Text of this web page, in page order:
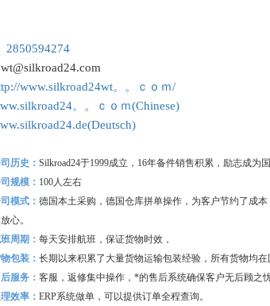
2850594274
wt@silkroad24.com
www.silkroad24wt。。ｃｏｍ/
。。ｃｏｍ(Chinese)
历史： Silkroad24于1999成立，16年备件销售积累，励志成为
规模： 100人左右
模式： 德国本土采购，德国仓库拼单操作，为客户节约了成
心。
周期： 每天安排航班，保证货物时效，
包装： 长期以来积累了大量货物运输包装经验，所有货物均
服务： 客服，返修集中操作，*的售后系统确保客户无后顾之忧
效率： ERP系统做单，可以提供订单全程查询。